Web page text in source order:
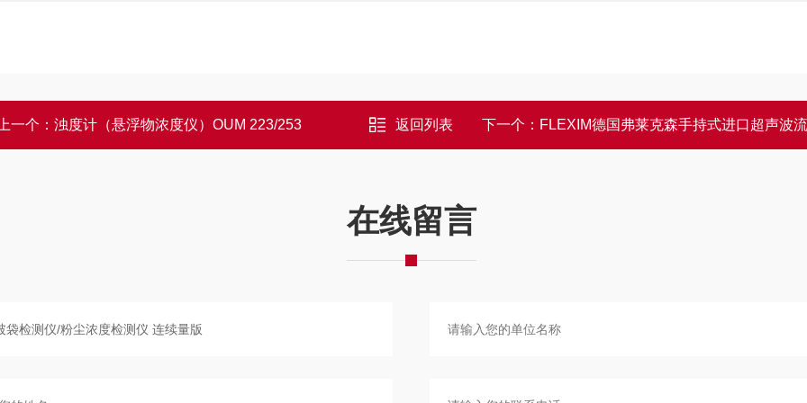
一个： 浊度计（悬浮物浓度仪）OUM 223/253 返回列表 下一个： FLEXIM德国弗莱克森手持式进口超声波流量计
在线留言